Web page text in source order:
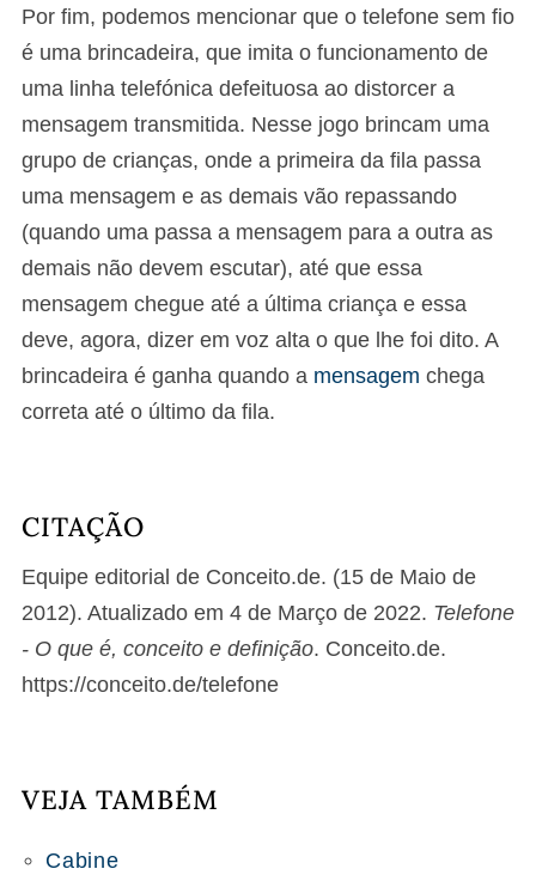
Por fim, podemos mencionar que o telefone sem fio
é uma brincadeira, que imita o funcionamento de
uma linha telefónica defeituosa ao distorcer a
mensagem transmitida. Nesse jogo brincam uma
grupo de crianças, onde a primeira da fila passa
uma mensagem e as demais vão repassando
(quando uma passa a mensagem para a outra as
demais não devem escutar), até que essa
mensagem chegue até a última criança e essa
deve, agora, dizer em voz alta o que lhe foi dito. A
brincadeira é ganha quando a mensagem chega
correta até o último da fila.
CITAÇÃO
Equipe editorial de Conceito.de. (15 de Maio de
2012). Atualizado em 4 de Março de 2022. Telefone
- O que é, conceito e definição. Conceito.de.
https://conceito.de/telefone
VEJA TAMBÉM
Cabine